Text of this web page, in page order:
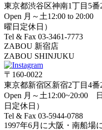
東京都渋谷区神南1丁目5番
Open 月～土12:00 to 20:00
曜日定休日）
Tel & Fax 03-3461-7773
ZABOU 新宿店
ZABOU SHINJUKU
〒160-0022
東京都新宿区新宿2丁目4番
Open 月～土12:00~20:00
日定休日）
Tel & Fax 03-5944-0788
1997年6月に大阪・南船場